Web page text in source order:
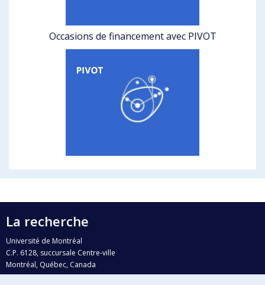
Occasions de financement avec PIVOT
La recherche
Université de Montréal
C.P. 6128, succursale Centre-ville
Montréal, Québec, Canada
H3C 3J7